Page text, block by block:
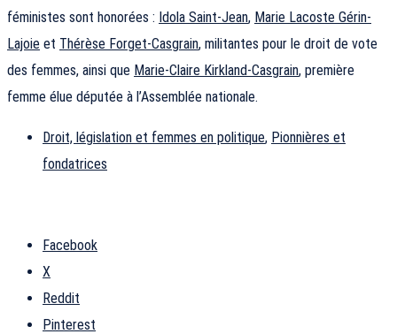
féministes sont honorées : Idola Saint-Jean, Marie Lacoste Gérin-
Lajoie et Thérèse Forget-Casgrain, militantes pour le droit de vote
des femmes, ainsi que Marie-Claire Kirkland-Casgrain, première
femme élue députée à l’Assemblée nationale.
Droit, législation et femmes en politique, Pionnières et
fondatrices
Facebook
X
Reddit
Pinterest